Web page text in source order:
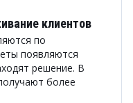
клиентов
по
появляются
решение. В
более